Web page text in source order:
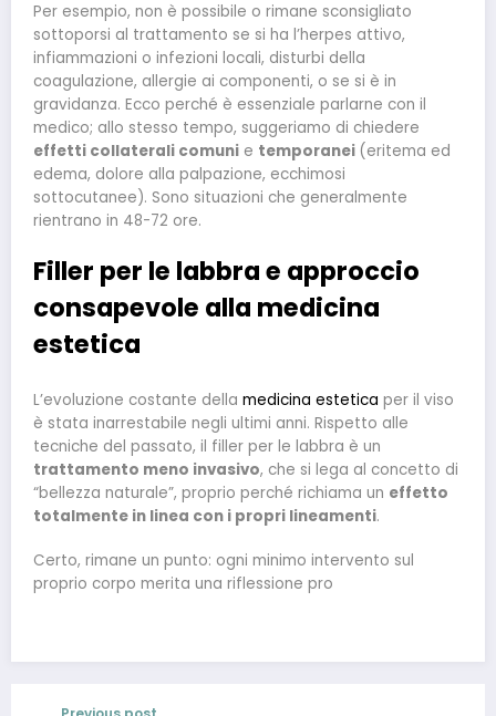
Per esempio, non è possibile o rimane sconsigliato
sottoporsi al trattamento se si ha l’herpes attivo,
infiammazioni o infezioni locali, disturbi della
coagulazione, allergie ai componenti, o se si è in
gravidanza. Ecco perché è essenziale parlarne con il
medico; allo stesso tempo, suggeriamo di chiedere
effetti collaterali comuni e temporanei (eritema ed
edema, dolore alla palpazione, ecchimosi
sottocutanee). Sono situazioni che generalmente
rientrano in 48-72 ore.
Filler per le labbra e approccio
consapevole alla medicina
estetica
L’evoluzione costante della medicina estetica per il viso
è stata inarrestabile negli ultimi anni. Rispetto alle
tecniche del passato, il filler per le labbra è un
trattamento meno invasivo, che si lega al concetto di
“bellezza naturale”, proprio perché richiama un effetto
totalmente in linea con i propri lineamenti.
Certo, rimane un punto: ogni minimo intervento sul
proprio corpo merita una riflessione pro